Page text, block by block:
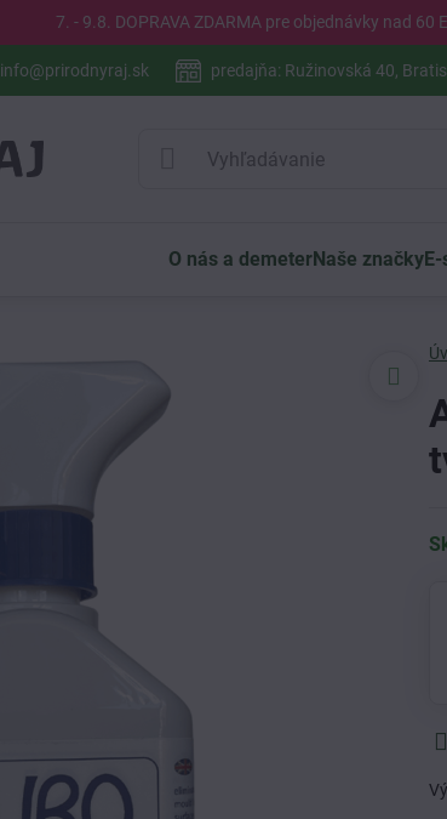
7. - 9.8. DOPRAVA ZDARMA pre objednávky nad 60
info@prirodnyraj.sk predajňa: Ružinovská 40,
O nás a demeterNaše značky